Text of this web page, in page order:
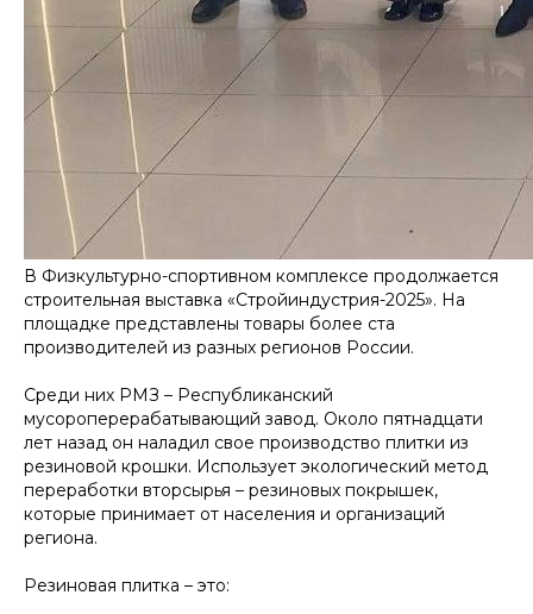
В Физкультурно-спортивном комплексе продолжается
строительная выставка «Стройиндустрия-2025». На
площадке представлены товары более ста
производителей из разных регионов России.
Среди них РМЗ – Республиканский
мусороперерабатывающий завод. Около пятнадцати
лет назад он наладил свое производство плитки из
резиновой крошки. Использует экологический метод
переработки вторсырья – резиновых покрышек,
которые принимает от населения и организаций
региона.
Резиновая плитка – это: